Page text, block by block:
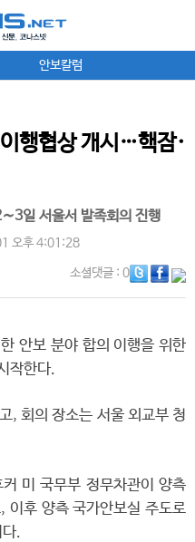
안보칼럼
행협상 개시…핵잠·
일 서울서 발족회의 진행
오후 4:01:28
소셜댓글: 0
안보 분야 합의 이행을 위한
작한다.
, 회의 장소는 서울 외교부 청
미 국무부 정무차관이 양측
이후 양측 국가안보실 주도로
.